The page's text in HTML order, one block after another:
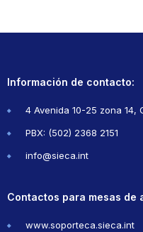
Información de contacto:
4 Avenida 10-25 zona 14,
PBX: (502) 2368 2151
info@sieca.int
Contactos para mesas de
www.soporteca.sieca.int